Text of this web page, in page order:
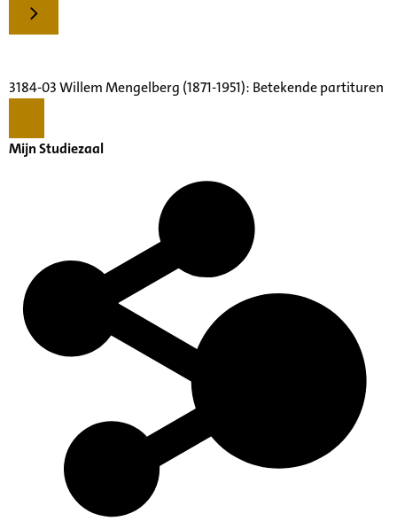
3184-03 Willem Mengelberg (1871-1951): Betekende partituren
Mijn Studiezaal